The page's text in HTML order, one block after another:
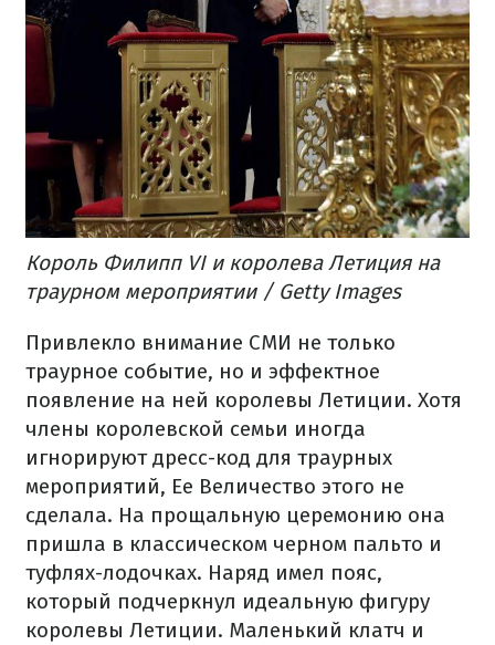
Король Филипп VI и королева Летиция на
траурном мероприятии / Getty Images
Привлекло внимание СМИ не только
траурное событие, но и эффектное
появление на ней королевы Летиции. Хотя
члены королевской семьи иногда
игнорируют дресс-код для траурных
мероприятий, Ее Величество этого не
сделала. На прощальную церемонию она
пришла в классическом черном пальто и
туфлях-лодочках. Наряд имел пояс,
который подчеркнул идеальную фигуру
королевы Летиции. Маленький клатч и